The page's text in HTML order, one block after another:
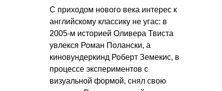
С приходом нового века интерес к
английскому классику не угас: в
2005-м историей Оливера Твиста
увлекся Роман Полански, а
киновундеркинд Роберт Земекис, в
процессе экспериментов с
визуальной формой, снял свою